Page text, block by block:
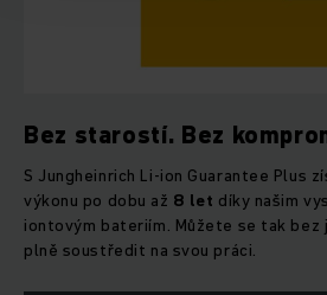
Bez starostí. Bez
S Jungheinrich Li-ion Guarantee Plus
výkonu po dobu až 8 let díky našim
iontovým bateriím. Můžete se tak
plně soustředit na svou práci.